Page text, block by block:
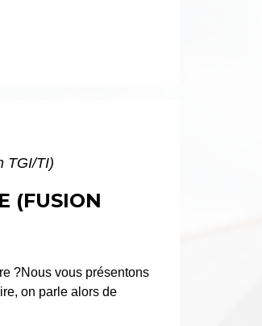
TGI/TI)
(FUSION
?Nous vous présentons
on parle alors de